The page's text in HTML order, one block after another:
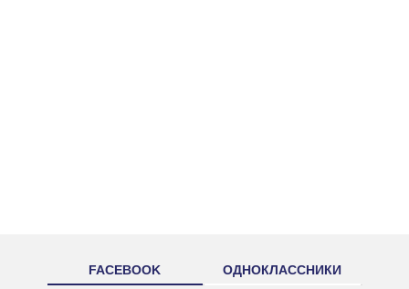
FACEBOOK ОДНОКЛАССНИКИ